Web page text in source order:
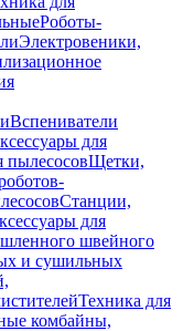
Роботы-
Электровеники,
Вспениватели
для
пылесосовЩетки,
Станции,
для
швейного
и сушильных
Техника для
комбайны,